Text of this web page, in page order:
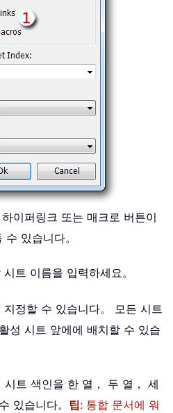
이퍼링크 또는 매크로 버튼이
있습니다。
트 이름을 입력하세요。
정할 수 있습니다。 모든 시트
성 시트 앞에에 배치할 수 있습
시트 색인을 한 열， 두 열， 세
있습니다。 팁: 통합 문서에 워